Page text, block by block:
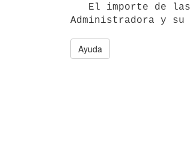
Ayuda